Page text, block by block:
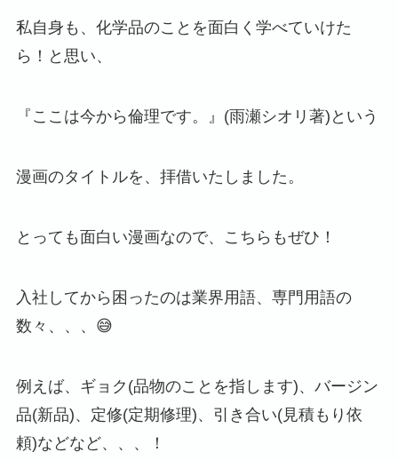
私自身も、化学品のことを面白く学べていけた
ら！と思い、
『ここは今から倫理です。』(雨瀬シオリ著)という
漫画のタイトルを、拝借いたしました。
とっても面白い漫画なので、こちらもぜひ！
入社してから困ったのは業界用語、専門用語の
数々、、、😅
例えば、ギョク(品物のことを指します)、バージン
品(新品)、定修(定期修理)、引き合い(見積もり依
頼)などなど、、、！